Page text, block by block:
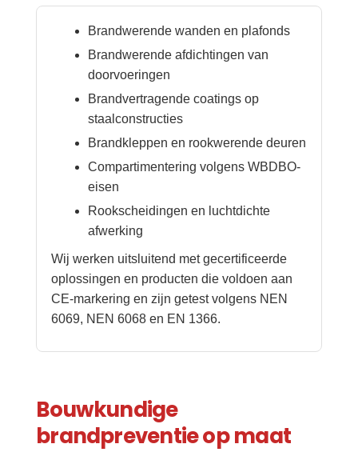
Brandwerende wanden en plafonds
Brandwerende afdichtingen van
doorvoeringen
Brandvertragende coatings op
staalconstructies
Brandkleppen en rookwerende deuren
Compartimentering volgens WBDBO-
eisen
Rookscheidingen en luchtdichte
afwerking
Wij werken uitsluitend met gecertificeerde
oplossingen en producten die voldoen aan
CE-markering en zijn getest volgens NEN
6069, NEN 6068 en EN 1366.
Bouwkundige
brandpreventie op maat